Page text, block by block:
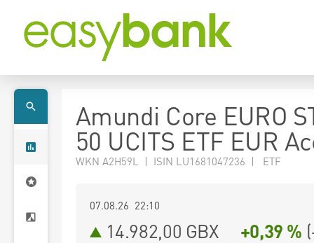
Amundi Core EURO
50 UCITS ETF EUR
WKN A2H59L | ISIN LU1681047236 | ETF
07.08.26 22:10
14.982,00 GBX +0,39 % (